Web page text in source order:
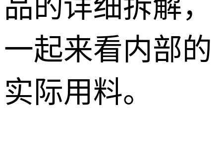
品的详细拆解，
一起来看内部的
实际用料。